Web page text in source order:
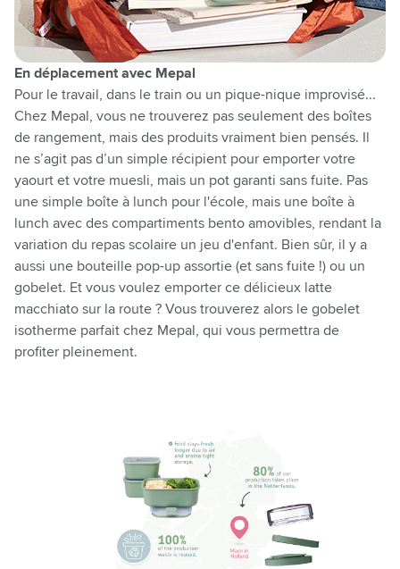
En déplacementavec Mepal
Pour le travail, dans le train ou un pique-nique improvisé...
Chez Mepal, vous ne trouverez pas seulement des boîtes
de rangement, mais des produits vraiment bien pensés.
ne s’agit pas d’un simple récipient pour emporter votre
yaourt et votre muesli, mais un pot garanti sans fuite. Pas
une simple boîte à lunch pour l'école, mais une boîte à
lunch avec des compartiments bento amovibles, rendant la
variation du repas scolaire un jeu d'enfant. Bien sûr, il y a
aussi une bouteille pop-up assortie (et sans fuite !) ou un
gobelet. Et vous voulez emporter ce délicieux latte
macchiato sur la route ? Vous trouverez alors le gobelet
isotherme parfait chez Mepal, qui vous permettra de
profiter pleinement.